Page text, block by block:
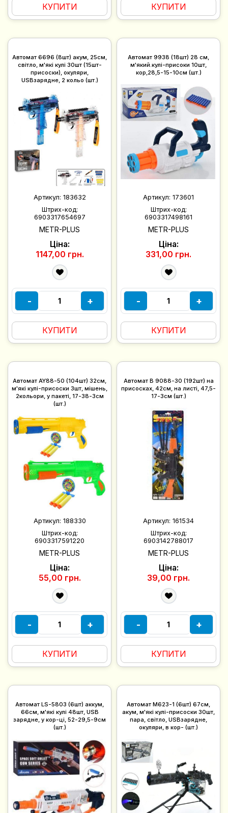
КУПИТИ КУПИТИ
Автомат 6696 (8шт) акум, 25см,
світло, м'які кулі 30шт (15шт-
присоски), окуляри,
USBзарядне, 2 кольо (шт.)
Артикул: 183632
Штрих-код:
6903317654697
METR-PLUS
Ціна:
1147,00 грн.
- +
КУПИТИ
Автомат 9938 (18шт) 28 см,
м'який.кулі-присоки 10шт,
кор,28,5-15-10см (шт.)
Артикул: 173601
Штрих-код:
6903317498161
METR-PLUS
Ціна:
331,00 грн.
- +
КУПИТИ
Автомат AY88-50 (104шт) 32см,
м'які кулі-присоски 3шт, мішень,
2кольори, у пакеті, 17-38-3см
(шт.)
Артикул: 188330
Штрих-код:
6903317591220
METR-PLUS
Ціна:
55,00 грн.
- +
КУПИТИ
Автомат B 9088-30 (192шт) на
присосках, 42см, на листі, 47,5-
17-3см (шт.)
Артикул: 161534
Штрих-код:
6903142788017
METR-PLUS
Ціна:
39,00 грн.
- +
КУПИТИ
Автомат LS-5803 (6шт) аккум,
66см, м'які кулі 48шт, USB
зарядне, у кор-ці, 52-29,5-9см
(шт.)
Автомат M623-1 (6шт) 67см,
акум, м'які кулі-присоски 30шт,
пара, світло, USBзарядне,
окуляри, в кор- (шт.)